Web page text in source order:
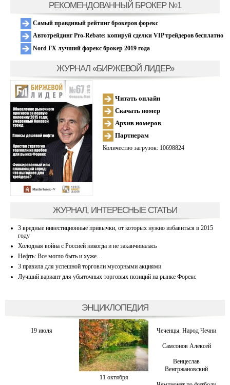
РЕКОМЕНДОВАННЫЙ БРОКЕР №1
Самый правдивый рейтинг брокеров форекс
Автотрейдинг Pro-Rebate: копируй сделки VIP трейдеров бесплатно
Nord FX лучший форекс брокер 2019 года
ЖУРНАЛ «БИРЖЕВОЙ ЛИДЕР»
Читать онлайн
Скачать номер
Архив номеров
Партнерам
Количество загрузок: 10698824
ЖУРНАЛ, ИНТЕРЕСНЫЕ СТАТЬИ
3 вредные инвестиционные привычки, от которых нужно избавиться в 2015
году
Холодная война с Россией никогда и не заканчивалась
Нефть: Все могло быть и хуже…
3 правила для успешной торговли мусорными акциями
Лучший вариант для убыточных торговых позиций на рынке Форекс
ЭНЦИКЛОПЕДИЯ
19 июля
11 октября
Чеченцы. Народ Чечни
Самсонов Алексей
Венцеслав
Венгржановский